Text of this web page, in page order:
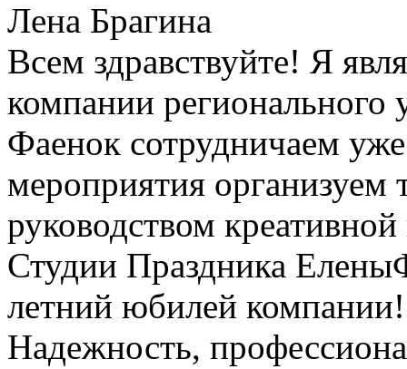
Лена Брагина
Всем здравствуйте! Я
компании регионального
Фаенок сотрудничаем
мероприятия организуем
руководством
Студии Праздника
летний юбилей
Надежность,